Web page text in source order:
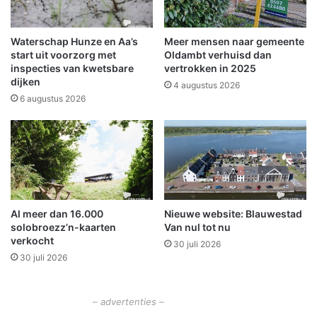
l
s
e
1
1
2
-
e
l
d
i
n
g
e
n
v
o
o
r
M
i
n
k
e
M
i
d
d
e
l
j
a
Waterschap Hunze en Aa’s
start uit voorzorg met
inspecties van kwetsbare
dijken
6 augustus 2026
Meer mensen naar gemeente
Oldambt verhuisd dan
vertrokken in 2025
4 augustus 2026
Al meer dan 16.000
solobroezz’n-kaarten
verkocht
30 juli 2026
Nieuwe website: Blauwestad
Van nul tot nu
30 juli 2026
– advertenties –